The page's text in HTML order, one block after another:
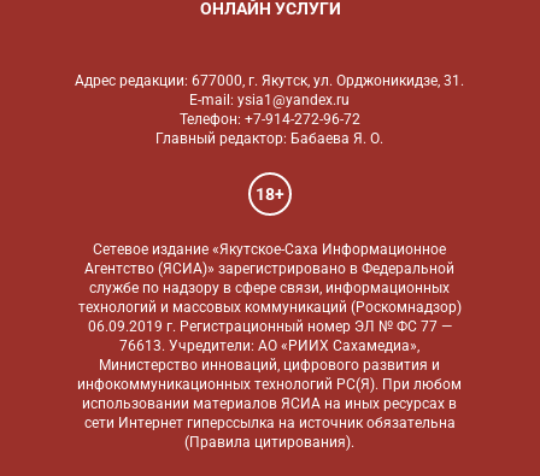
ОНЛАЙН УСЛУГИ
Адрес редакции: 677000, г. Якутск, ул. Орджоникидзе, 31.
E-mail: ysia1@yandex.ru
Телефон: +7-914-272-96-72
Главный редактор: Бабаева Я. О.
18+
Сетевое издание «Якутское-Саха Информационное
Агентство (ЯСИА)» зарегистрировано в Федеральной
службе по надзору в сфере связи, информационных
технологий и массовых коммуникаций (Роскомнадзор)
06.09.2019 г. Регистрационный номер ЭЛ № ФС 77 —
76613. Учредители: АО «РИИХ Сахамедиа»,
Министерство инноваций, цифрового развития и
инфокоммуникационных технологий РС(Я). При любом
использовании материалов ЯСИА на иных ресурсах в
сети Интернет гиперссылка на источник обязательна
(Правила цитирования).